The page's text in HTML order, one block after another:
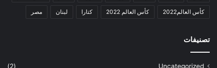
كأس العالم2022 كأس العالم 2022 كتارا لبنان مصر
تصنيفات
Uncategorized
(2)